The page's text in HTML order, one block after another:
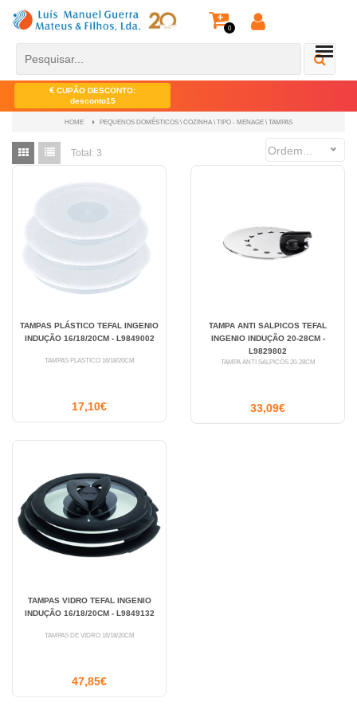
0
CUPÃO DESCONTO:
desconto15
HOME PEQUENOS DOMÉSTICOS \ COZINHA \ TIPO - MENAGE \ TAMPAS
Total: 3 Ordem...
TAMPAS PLÁSTICO TEFAL INGENIO
INDUÇÃO 16/18/20CM - L9849002
TAMPAS PLÁSTICO 16/18/20CM
17,10€
TAMPA ANTI SALPICOS TEFAL
INGENIO INDUÇÃO 20-28CM -
L9829802
TAMPA ANTI SALPICOS 20-28CM
33,09€
TAMPAS VIDRO TEFAL INGENIO
INDUÇÃO 16/18/20CM - L9849132
TAMPAS DE VIDRO 16/18/20CM
47,85€